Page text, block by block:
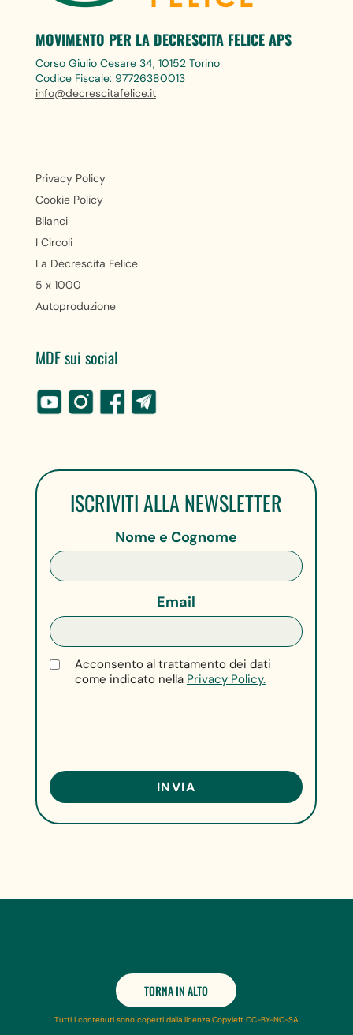
MOVIMENTO PER LA DECRESCITA FELICE APS
Corso Giulio Cesare 34, 10152 Torino
Codice Fiscale: 97726380013
info@decrescitafelice.it
Privacy Policy
Cookie Policy
Bilanci
I Circoli
La Decrescita Felice
5 x 1000
Autoproduzione
MDF sui social
ISCRIVITI ALLA NEWSLETTER
Nome e Cognome
Email
Acconsento al trattamento dei dati
come indicato nella Privacy Policy.
TORNA IN ALTO
Tutti i contenuti sono coperti dalla licenza Copyleft CC-BY-NC-SA